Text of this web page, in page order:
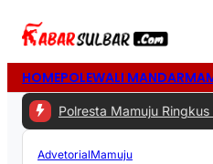
HOMEPOLEWALI MANDAR
Mamuju Ringkus
AdvetorialMamuju